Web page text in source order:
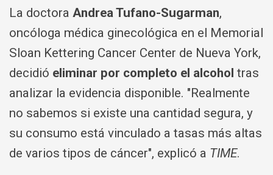
La doctora Andrea Tufano-Sugarman,
oncóloga médica ginecológica en el Memorial
Sloan Kettering Cancer Center de Nueva York,
decidió eliminar por completo el alcohol tras
analizar la evidencia disponible. "Realmente
no sabemos si existe una cantidad segura, y
su consumo está vinculado a tasas más altas
de varios tipos de cáncer", explicó a TIME.